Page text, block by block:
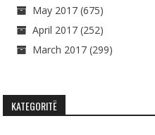
May 2017 (675)
April 2017 (252)
March 2017 (299)
KATEGORITË